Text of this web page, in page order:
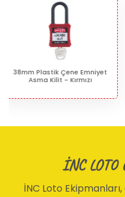
38mm Çelik Çene
Asma Kilit -Kırmızı
İNC LOTO
İNC Loto